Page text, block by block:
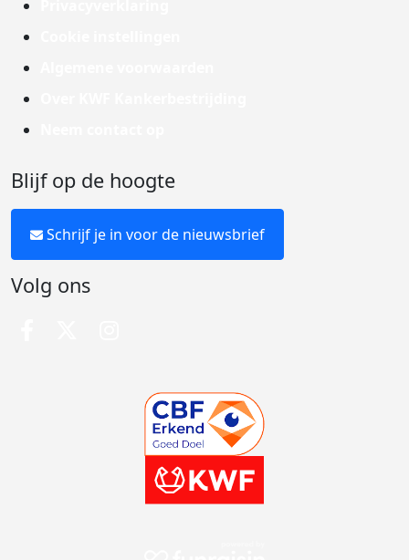
Blijf op de hoogte
Schrijf je in voor de nieuwsbrief
Volg ons